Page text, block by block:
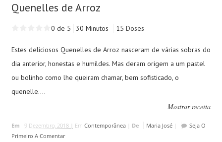
Quenelles de Arroz
0 de 5 30 Minutos 15 Doses
Estes deliciosos Quenelles de Arroz nasceram de várias sobras do
dia anterior, honestas e humildes. Mas deram origem a um pastel
ou bolinho como lhe queiram chamar, bem sofisticado, o
quenelle....
Mostrar receita
Em 9 Dezembro, 2018 | Em Contemporânea| De Maria José|
Seja O
Primeiro A Comentar